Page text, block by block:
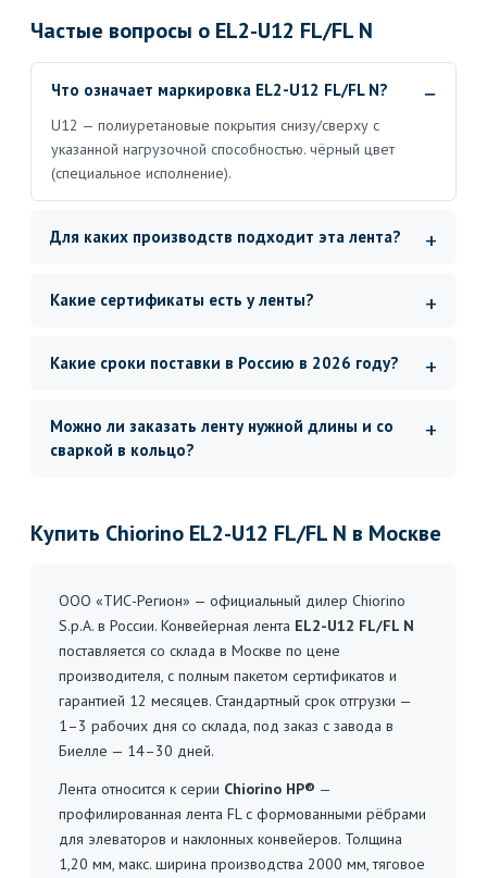
Частые вопросы о EL2-U12 FL/FL N
Что означает маркировка EL2-U12 FL/FL N?
U12 — полиуретановые покрытия снизу/сверху с
указанной нагрузочной способностью. чёрный цвет
(специальное исполнение).
Для каких производств подходит эта лента?
Какие сертификаты есть у ленты?
Какие сроки поставки в Россию в 2026 году?
Можно ли заказать ленту нужной длины и со
сваркой в кольцо?
Купить Chiorino EL2-U12 FL/FL N в Москве
ООО «ТИС-Регион» — официальный дилер Chiorino
S.p.A. в России. Конвейерная лента EL2-U12 FL/FL N
поставляется со склада в Москве по цене
производителя, с полным пакетом сертификатов и
гарантией 12 месяцев. Стандартный срок отгрузки —
1–3 рабочих дня со склада, под заказ с завода в
Биелле — 14–30 дней.
Лента относится к серии Chiorino HP® —
профилированная лента FL с формованными рёбрами
для элеваторов и наклонных конвейеров. Толщина
1,20 мм, макс. ширина производства 2000 мм, тяговое